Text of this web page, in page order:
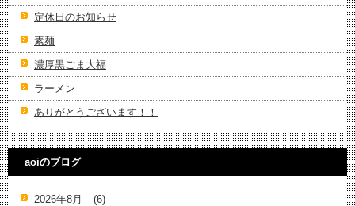
定休日のお知らせ
素麺
濃厚黒ごま大福
ラーメン
ありがとうございます！！
aoiのブログ
2026年8月
(6)